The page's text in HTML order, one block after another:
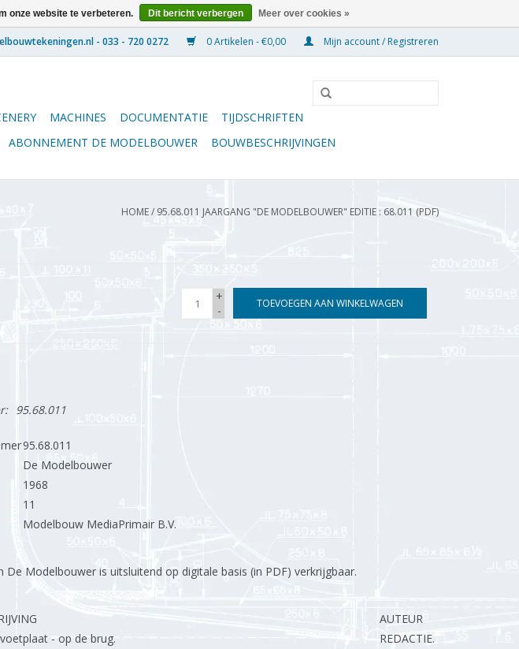
0 Artikelen - €0,00 Mijn account / Registreren
MACHINES DOCUMENTATIE
TIJDSCHRIFTEN
ABONNEMENT DE MODELBOUWER BOUWBESCHRIJVINGEN
HOME/ 95.68.011 JAARGANG "DE MODELBOUWER" EDITIE : 68.011 (PDF)
+
-
TOEVOEGEN AAN WINKELWAGEN
95.68.011
95.68.011
De Modelbouwer
1968
11
Modelbouw MediaPrimair B.V.
De Modelbouwer is uitsluitend op digitale basis (in PDF) verkrijgbaar.
AUTEUR
- op de brug.
REDACTIE.
onze website te verbeteren. Dit bericht verbergen Meer over cookies »